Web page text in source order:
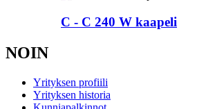
C - C 240 W kaapeli
NOIN
Yrityksen profiili
Yrityksen historia